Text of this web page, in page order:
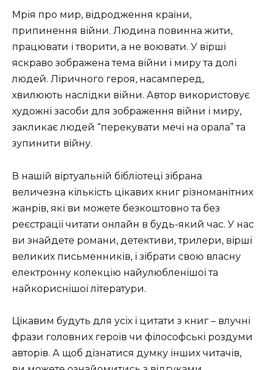
Мрія про мир, відродження країни,
припинення війни. Людина повинна жити,
працювати і творити, а не воювати. У вірші
яскраво зображена тема війни і миру та долі
людей. Ліричного героя, насамперед,
хвилюють наслідки війни. Автор використовує
художні засоби для зображення війни і миру,
закликає людей “перекувати мечі на орала” та
зупинити війну.
В нашій віртуальній бібліотеці зібрана
величезна кількість цікавих книг різноманітних
жанрів, які ви можете безкоштовно та без
реєстрації читати онлайн в будь-який час. У нас
ви знайдете романи, детективи, трилери, вірші
великих письменників, і зібрати свою власну
електронну колекцію найулюбленішої та
найкориснішої літератури.
Цікавим будуть для усіх і цитати з книг – влучні
фрази головних героїв чи філософські роздуми
авторів. А щоб дізнатися думку інших читачів,